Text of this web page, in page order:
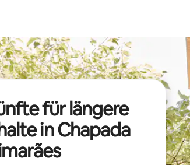
für längere
in Chapada